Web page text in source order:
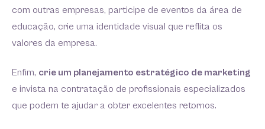
com outras empresas, participe de eventos da área de
educação, crie uma identidade visual que reflita os
valores da empresa.
Enfim, crie um planejamento estratégico de marketing
e invista na contratação de profissionais especializados
que podem te ajudar a obter excelentes retornos.